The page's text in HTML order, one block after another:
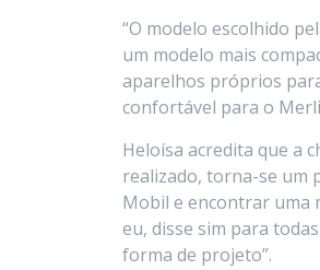
“O modelo escolhido
um modelo mais
aparelhos próprios
confortável para o
Heloísa acredita que a
realizado, torna-se um
Mobil e encontrar uma
eu, disse sim para
forma de projeto”.